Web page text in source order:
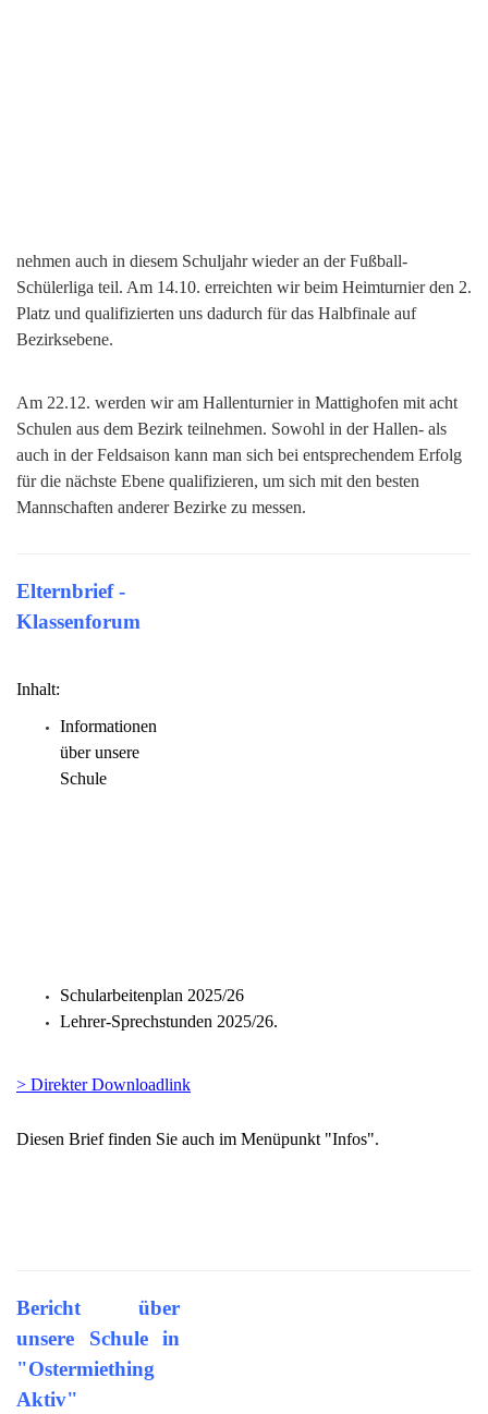
nehmen auch in diesem Schuljahr wieder an der Fußball-
Schülerliga teil. Am 14.10. erreichten wir beim Heimturnier den 2.
Platz und qualifizierten uns dadurch für das Halbfinale auf
Bezirksebene.
Am 22.12. werden wir am Hallenturnier in Mattighofen mit acht
Schulen aus dem Bezirk teilnehmen. Sowohl in der Hallen- als
auch in der Feldsaison kann man sich bei entsprechendem Erfolg
für die nächste Ebene qualifizieren, um sich mit den besten
Mannschaften anderer Bezirke zu messen.
Elternbrief -
Klassenforum
Inhalt:
Informationen
über unsere
Schule
Schularbeitenplan 2025/26
Lehrer-Sprechstunden 2025/26.
> Direkter Downloadlink
Diesen Brief finden Sie auch im Menüpunkt "Infos".
Bericht über
unsere Schule in
"Ostermiething
Aktiv"